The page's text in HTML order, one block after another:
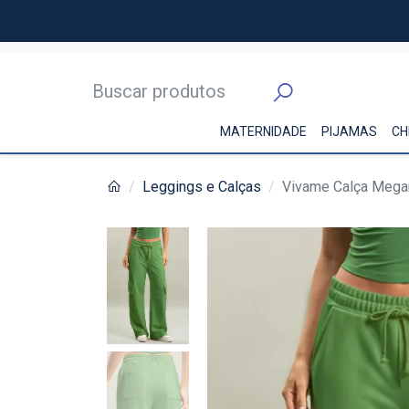
MATERNIDADE PIJAMAS
Leggings e Calças Vivame Calça